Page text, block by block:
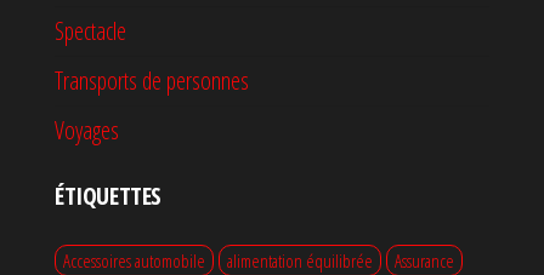
Spectacle
Transports de personnes
Voyages
ÉTIQUETTES
Accessoires automobile alimentation équilibrée
Assurance